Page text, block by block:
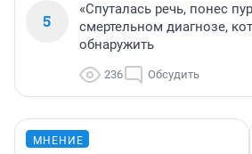
5
«Спуталась речь, понес
смертельном диагнозе,
обнаружить
236 Обсудить
МНЕНИЕ